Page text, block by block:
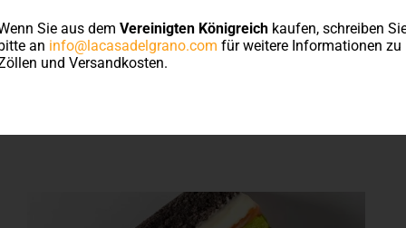
Sie aus dem Vereinigten Königreichkaufen, schreiben
an info@lacasadelgrano.com für weitere Informationen zu
und Versandkosten.